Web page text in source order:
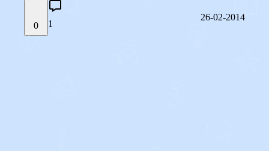
0 1
26-02-2014